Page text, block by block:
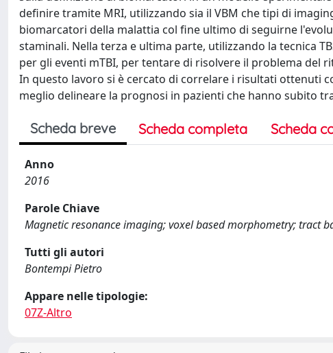
definire tramite MRI, utilizzando sia il VBM che tipi di
biomarcatori della malattia col fine ultimo di seguirne
staminali. Nella terza e ultima parte, utilizzando la tecnica
per gli eventi mTBI, per tentare di risolvere il problema del
In questo lavoro si è cercato di correlare i risultati ottenuti
meglio delineare la prognosi in pazienti che hanno subito
Scheda breve Scheda completa Scheda
Anno
2016
Parole Chiave
Magnetic resonance imaging; voxel based morphometry; tract
Tutti gli autori
Bontempi Pietro
Appare nelle tipologie:
07Z-Altro